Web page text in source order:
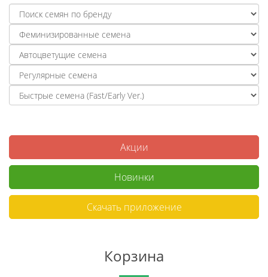
Акции
Новинки
Скачать приложение
Корзина